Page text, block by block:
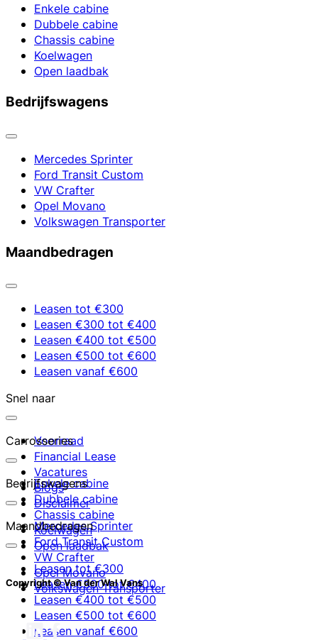
Enkele cabine
Dubbele cabine
Chassis cabine
Koelwagen
Open laadbak
Bedrijfswagens
Mercedes Sprinter
Ford Transit Custom
VW Crafter
Opel Movano
Volkswagen Transporter
Maandbedragen
Leasen tot €300
Leasen €300 tot €400
Leasen €400 tot €500
Leasen €500 tot €600
Leasen vanaf €600
Snel naar
Voorraad
Financial Lease
Vacatures
Blogs
Disclaimer
Carrosseries
Enkele cabine
Dubbele cabine
Chassis cabine
Koelwagen
Open laadbak
Bedrijfswagens
Mercedes Sprinter
Ford Transit Custom
VW Crafter
Opel Movano
Volkswagen Transporter
Maandbedragen
Leasen tot €300
Leasen €300 tot €400
Leasen €400 tot €500
Leasen €500 tot €600
Leasen vanaf €600
Copyright © Van der Wal Vans